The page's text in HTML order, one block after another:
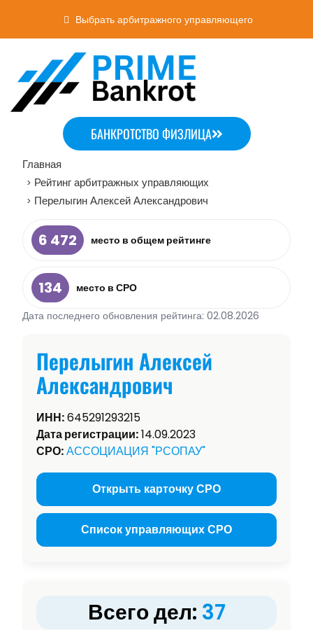
Выбрать арбитражного управляющего
БАНКРОТСТВО ФИЗЛИЦА
Главная
> Рейтинг арбитражных управляющих
> Перелыгин Алексей Александрович
6 472 место в общем рейтинге
134
место в СРО
Дата последнего обновления рейтинга: 02.08.2026
Перелыгин Алексей
Александрович
ИНН:645291293215
Дата регистрации:14.09.2023
СРО:АССОЦИАЦИЯ "РСОПАУ"
Открыть карточку СРО
Список управляющих СРО
Всего дел: 37